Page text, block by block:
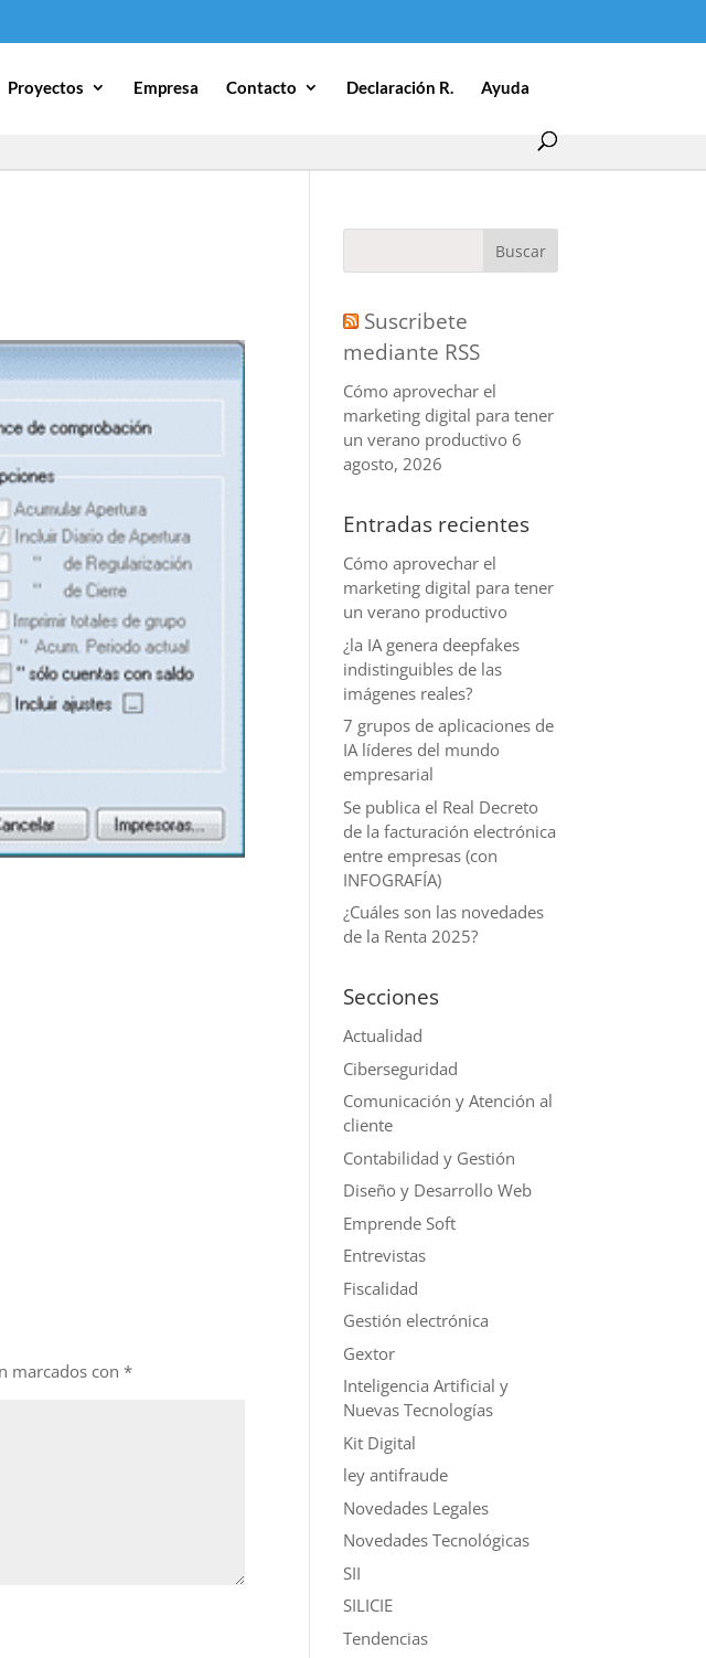
Proyectos Empresa Contacto Declaración R. Ayuda
marcados con*
Suscribete
mediante RSS
Cómo aprovechar el
marketing digital para tener
un verano productivo 6
agosto, 2026
Entradas recientes
Cómo aprovechar el
marketing digital para tener
un verano productivo
¿la IA genera deepfakes
indistinguibles de las
imágenes reales?
7 grupos de aplicaciones de
IA líderes del mundo
empresarial
Se publica el Real Decreto
de la facturación electrónica
entre empresas (con
INFOGRAFÍA)
¿Cuáles son las novedades
de la Renta 2025?
Secciones
Actualidad
Ciberseguridad
Comunicación y Atención al
cliente
Contabilidad y Gestión
Diseño y Desarrollo Web
Emprende Soft
Entrevistas
Fiscalidad
Gestión electrónica
Gextor
Inteligencia Artificial y
Nuevas Tecnologías
Kit Digital
ley antifraude
Novedades Legales
Novedades Tecnológicas
SII
SILICIE
Tendencias